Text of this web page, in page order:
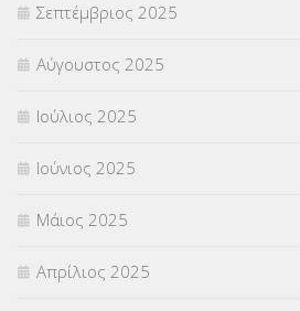
ΦΥΣΙΚΗ ΑΓΩΓΗ(692)
Χωρίς κατηγορία
Σεπτέμβριος 2025
Αύγουστος 2025
Ιούλιος 2025
Ιούνιος 2025
Μάιος 2025
Απρίλιος 2025